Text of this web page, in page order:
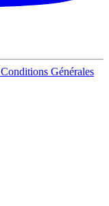
Conditions Générales